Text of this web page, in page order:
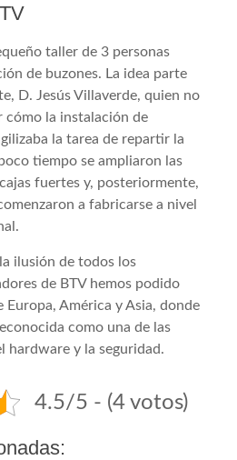
taller de 3 personas
de buzones. La idea parte
D. Jesús Villaverde, quien no
cómo la instalación de
la tarea de repartir la
tiempo se ampliaron las
fuertes y, posteriormente,
a fabricarse a nivel
ilusión de todos los
de BTV hemos podido
Europa, América y Asia, donde
como una de las
hardware y la seguridad.
4.5/5 - (4 votos)